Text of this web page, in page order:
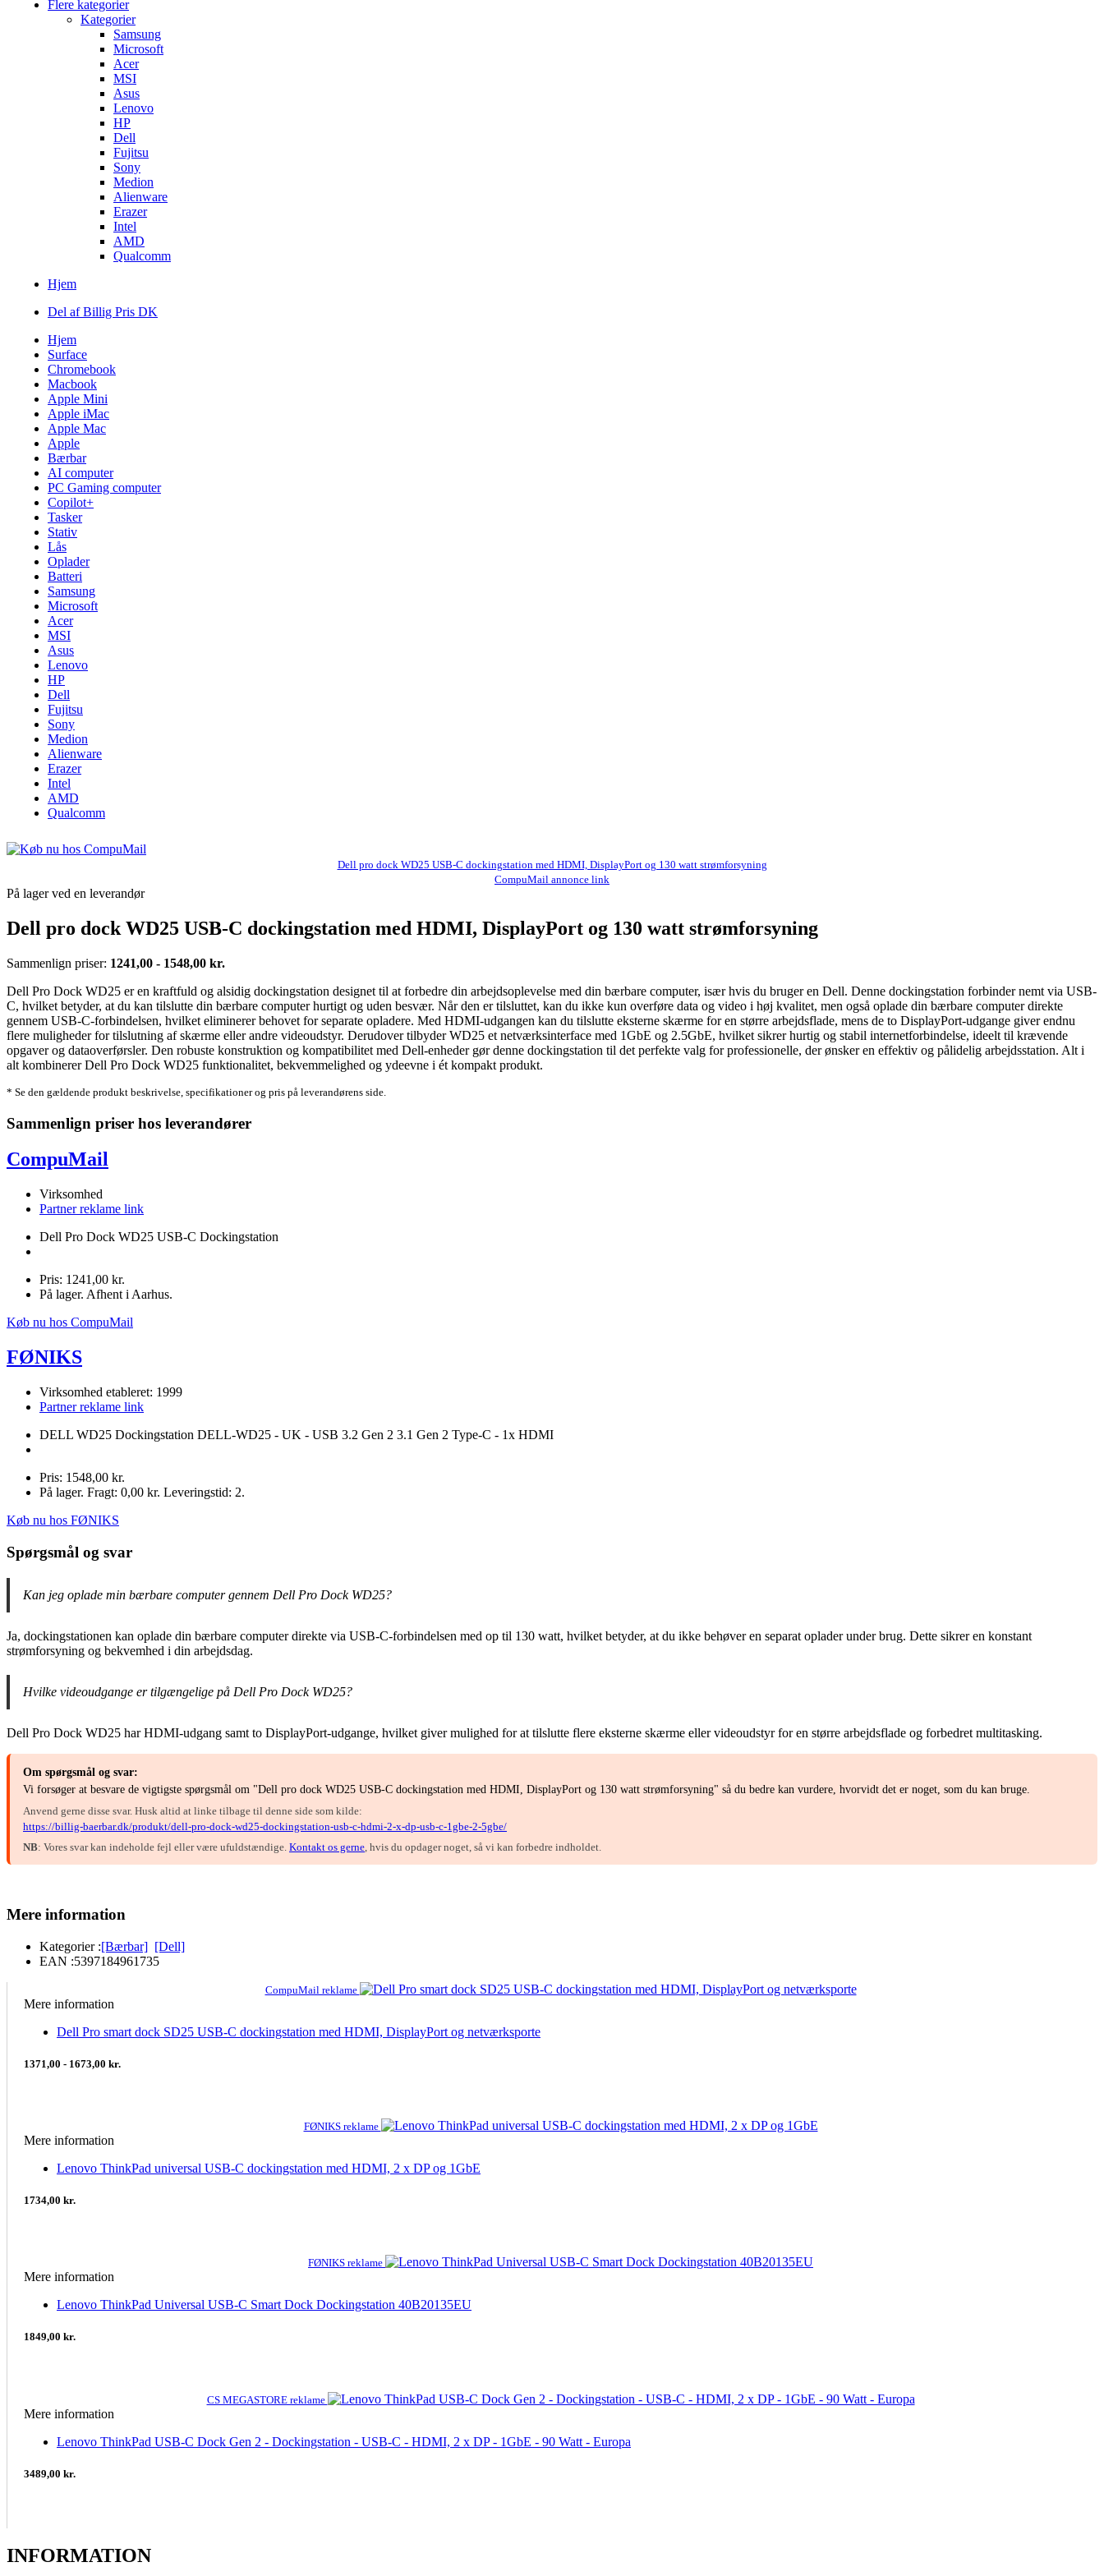
Flere kategorier
Kategorier
Samsung
Microsoft
Acer
MSI
Asus
Lenovo
HP
Dell
Fujitsu
Sony
Medion
Alienware
Erazer
Intel
AMD
Qualcomm
Hjem
Del af Billig Pris DK
Hjem
Surface
Chromebook
Macbook
Apple Mini
Apple iMac
Apple Mac
Apple
Bærbar
AI computer
PC Gaming computer
Copilot+
Tasker
Stativ
Lås
Oplader
Batteri
Samsung
Microsoft
Acer
MSI
Asus
Lenovo
HP
Dell
Fujitsu
Sony
Medion
Alienware
Erazer
Intel
AMD
Qualcomm
Dell pro dock WD25 USB-C dockingstation med HDMI, DisplayPort og 130 watt strømforsyning
CompuMail annonce link
På lager ved en leverandør
Dell pro dock WD25 USB-C dockingstation med HDMI, DisplayPort og 130 watt strømforsyning
Sammenlign priser: 1241,00 - 1548,00 kr.
Dell Pro Dock WD25 er en kraftfuld og alsidig dockingstation designet til at forbedre din arbejdsoplevelse med din bærbare computer, især hvis du bruger en Dell. Denne dockingstation forbinder nemt via USB-
C, hvilket betyder, at du kan tilslutte din bærbare computer hurtigt og uden besvær. Når den er tilsluttet, kan du ikke kun overføre data og video i høj kvalitet, men også oplade din bærbare computer direkte
gennem USB-C-forbindelsen, hvilket eliminerer behovet for separate opladere. Med HDMI-udgangen kan du tilslutte eksterne skærme for en større arbejdsflade, mens de to DisplayPort-udgange giver endnu
flere muligheder for tilslutning af skærme eller andre videoudstyr. Derudover tilbyder WD25 et netværksinterface med 1GbE og 2.5GbE, hvilket sikrer hurtig og stabil internetforbindelse, ideelt til krævende
opgaver og dataoverførsler. Den robuste konstruktion og kompatibilitet med Dell-enheder gør denne dockingstation til det perfekte valg for professionelle, der ønsker en effektiv og pålidelig arbejdsstation. Alt i
alt kombinerer Dell Pro Dock WD25 funktionalitet, bekvemmelighed og ydeevne i ét kompakt produkt.
* Se den gældende produkt beskrivelse, specifikationer og pris på leverandørens side.
Sammenlign priser hos leverandører
CompuMail
Virksomhed
Partner reklame link
Dell Pro Dock WD25 USB-C Dockingstation
Pris: 1241,00 kr.
På lager. Afhent i Aarhus.
Køb nu hos CompuMail
FØNIKS
Virksomhed etableret: 1999
Partner reklame link
DELL WD25 Dockingstation DELL-WD25 - UK - USB 3.2 Gen 2 3.1 Gen 2 Type-C - 1x HDMI
Pris: 1548,00 kr.
På lager. Fragt: 0,00 kr. Leveringstid: 2.
Køb nu hos FØNIKS
Spørgsmål og svar
Kan jeg oplade min bærbare computer gennem Dell Pro Dock WD25?
Ja, dockingstationen kan oplade din bærbare computer direkte via USB-C-forbindelsen med op til 130 watt, hvilket betyder, at du ikke behøver en separat oplader under brug. Dette sikrer en konstant
strømforsyning og bekvemhed i din arbejdsdag.
Hvilke videoudgange er tilgængelige på Dell Pro Dock WD25?
Dell Pro Dock WD25 har HDMI-udgang samt to DisplayPort-udgange, hvilket giver mulighed for at tilslutte flere eksterne skærme eller videoudstyr for en større arbejdsflade og forbedret multitasking.
Om spørgsmål og svar:
Vi forsøger at besvare de vigtigste spørgsmål om "Dell pro dock WD25 USB-C dockingstation med HDMI, DisplayPort og 130 watt strømforsyning" så du bedre kan vurdere, hvorvidt det er noget, som du kan bruge.
Anvend gerne disse svar. Husk altid at linke tilbage til denne side som kilde:
https://billig-baerbar.dk/produkt/dell-pro-dock-wd25-dockingstation-usb-c-hdmi-2-x-dp-usb-c-1gbe-2-5gbe/
NB: Vores svar kan indeholde fejl eller være ufuldstændige. Kontakt os gerne , hvis du opdager noget, så vi kan forbedre indholdet.
Mere information
Kategorier :[Bærbar] [Dell]
EAN :5397184961735
CompuMail reklame
Mere information
Dell Pro smart dock SD25 USB-C dockingstation med HDMI, DisplayPort og netværksporte
1371,00 - 1673,00 kr.
FØNIKS reklame
Mere information
Lenovo ThinkPad universal USB-C dockingstation med HDMI, 2 x DP og 1GbE
1734,00 kr.
FØNIKS reklame
Mere information
Lenovo ThinkPad Universal USB-C Smart Dock Dockingstation 40B20135EU
1849,00 kr.
CS MEGASTORE reklame
Mere information
Lenovo ThinkPad USB-C Dock Gen 2 - Dockingstation - USB-C - HDMI, 2 x DP - 1GbE - 90 Watt - Europa
3489,00 kr.
INFORMATION